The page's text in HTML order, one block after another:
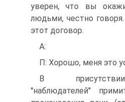
уверен, что вы
людьми, честно
этот договор.
А:
П: Хорошо, меня это
В
''наблюдателей''